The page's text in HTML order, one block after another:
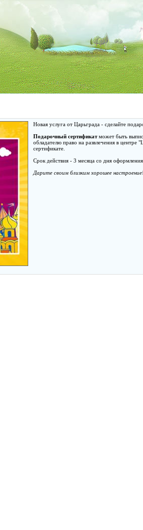
Новая услуга от Царьграда - сделайте
Подарочный сертификатможет быть
обладателю право на развлечения в центре
сертификате.
Срок действия - 3 месяца со дня оформления.
Дарите своим близким хорошее настроение!